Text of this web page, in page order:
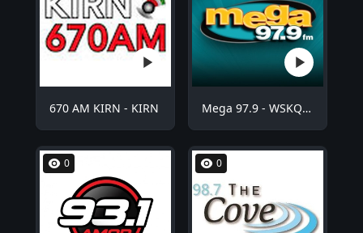
670 AM KIRN - KIRN Mega 97.9 - WSKQ-FM
0 0